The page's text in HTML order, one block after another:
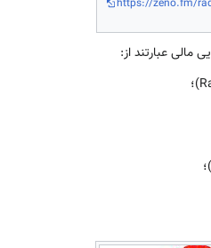
عبارتند از: